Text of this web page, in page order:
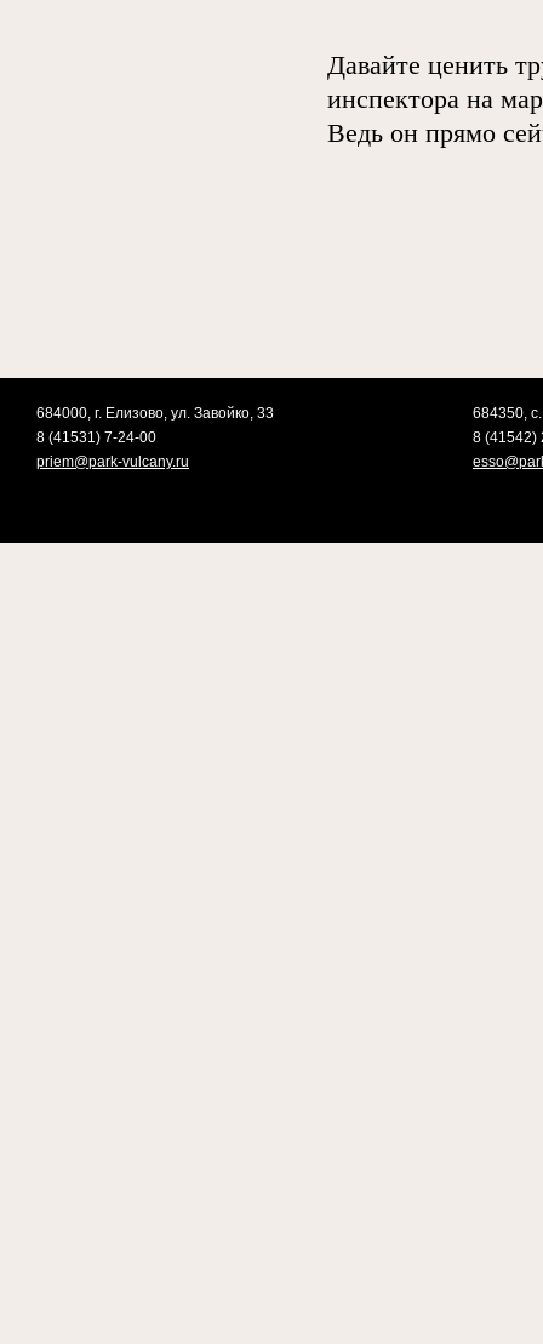
Давайте ценить
инспектора на
Ведь он прямо
684000, г. Елизово, ул. Завойко, 33
8 (41531) 7-24-00
priem@park-vulcany.ru
684350,
8 (41542)